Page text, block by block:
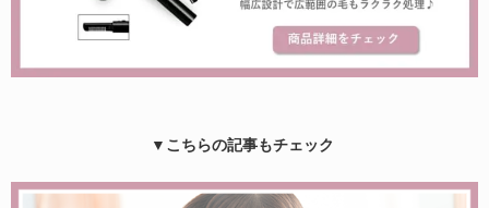
▼こちらの記事もチェック